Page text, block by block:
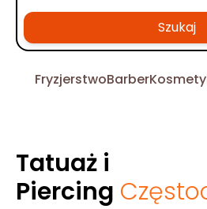
Szukaj
FryzjerstwoBarber
Tatuaż i
Piercing